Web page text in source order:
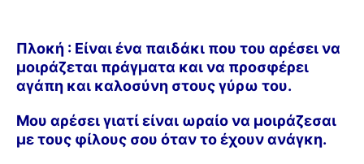
Πλοκή : Είναι ένα παιδάκι που του αρέσει να
μοιράζεται πράγματα και να προσφέρει
αγάπη και καλοσύνη στους γύρω του.
Μου αρέσει γιατί είναι ωραίο να μοιράζεσαι
με τους φίλους σου όταν το έχουν ανάγκη.